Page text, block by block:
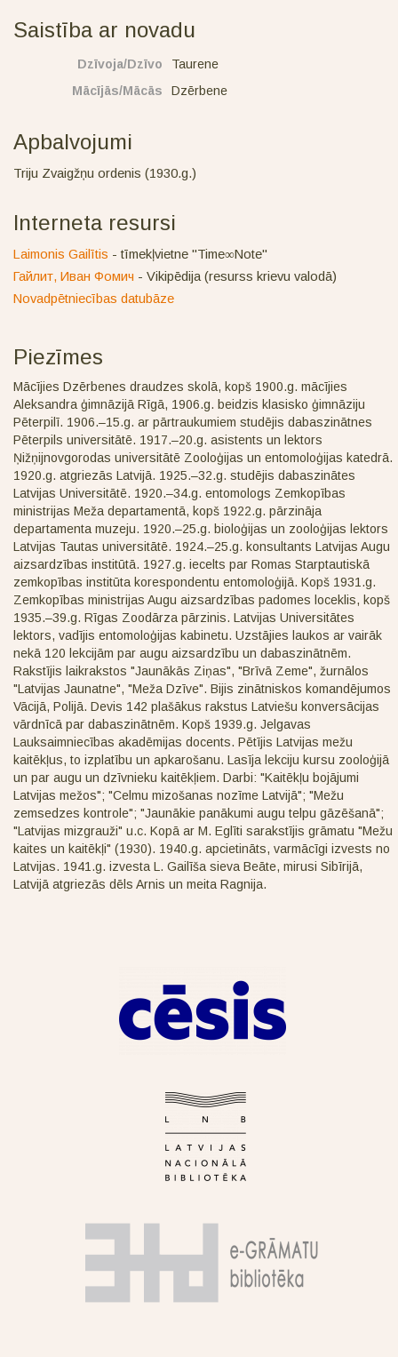
Saistība ar novadu
Dzīvoja/Dzīvo
Taurene
Mācījās/Mācās
Dzērbene
Apbalvojumi
Triju Zvaigžņu ordenis (1930.g.)
Interneta resursi
Laimonis Gailītis - tīmekļvietne "Time∞Note"
Гайлит, Иван Фомич - Vikipēdija (resurss krievu valodā)
Novadpētniecības datubāze
Piezīmes
Mācījies Dzērbenes draudzes skolā, kopš 1900.g. mācījies
Aleksandra ģimnāzijā Rīgā, 1906.g. beidzis klasisko ģimnāziju
Pēterpilī. 1906.–15.g. ar pārtraukumiem studējis dabaszinātnes
Pēterpils universitātē. 1917.–20.g. asistents un lektors
Ņižņijnovgorodas universitātē Zooloģijas un entomoloģijas katedrā.
1920.g. atgriezās Latvijā. 1925.–32.g. studējis dabaszinātes
Latvijas Universitātē. 1920.–34.g. entomologs Zemkopības
ministrijas Meža departamentā, kopš 1922.g. pārzināja
departamenta muzeju. 1920.–25.g. bioloģijas un zooloģijas lektors
Latvijas Tautas universitātē. 1924.–25.g. konsultants Latvijas Augu
aizsardzības institūtā. 1927.g. iecelts par Romas Starptautiskā
zemkopības institūta korespondentu entomoloģijā. Kopš 1931.g.
Zemkopības ministrijas Augu aizsardzības padomes loceklis, kopš
1935.–39.g. Rīgas Zoodārza pārzinis. Latvijas Universitātes
lektors, vadījis entomoloģijas kabinetu. Uzstājies laukos ar vairāk
nekā 120 lekcijām par augu aizsardzību un dabaszinātnēm.
Rakstījis laikrakstos "Jaunākās Ziņas", "Brīvā Zeme", žurnālos
"Latvijas Jaunatne", "Meža Dzīve". Bijis zinātniskos komandējumos
Vācijā, Polijā. Devis 142 plašākus rakstus Latviešu konversācijas
vārdnīcā par dabaszinātnēm. Kopš 1939.g. Jelgavas
Lauksaimniecības akadēmijas docents. Pētījis Latvijas mežu
kaitēkļus, to izplatību un apkarošanu. Lasīja lekciju kursu zooloģijā
un par augu un dzīvnieku kaitēkļiem. Darbi: "Kaitēkļu bojājumi
Latvijas mežos"; "Celmu mizošanas nozīme Latvijā"; "Mežu
zemsedzes kontrole"; "Jaunākie panākumi augu telpu gāzēšanā";
"Latvijas mizgrauži" u.c. Kopā ar M. Eglīti sarakstījis grāmatu "Mežu
kaites un kaitēkļi" (1930). 1940.g. apcietināts, varmācīgi izvests no
Latvijas. 1941.g. izvesta L. Gailīša sieva Beāte, mirusi Sibīrijā,
Latvijā atgriezās dēls Arnis un meita Ragnija.